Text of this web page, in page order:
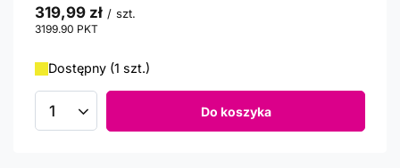
319,99 zł / szt.
3199.90 PKT
Dostępny (1 szt.)
Ilość produktów Do koszyka